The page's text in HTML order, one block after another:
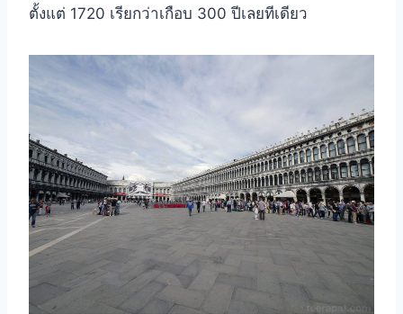
ตั้งแต่ 1720 เรียกว่าเกือบ 300 ปีเลยทีเดียว